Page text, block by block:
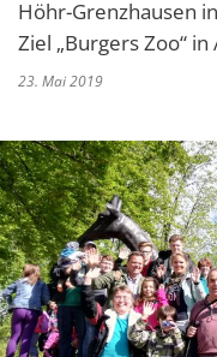
Höhr-Grenzhausen
Ziel „Burgers Zoo“
23. Mai 2019